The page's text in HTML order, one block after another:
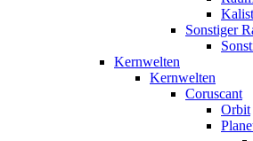
Sonstiger
Kernwelten
Kernwelten
Coruscant
Orbit